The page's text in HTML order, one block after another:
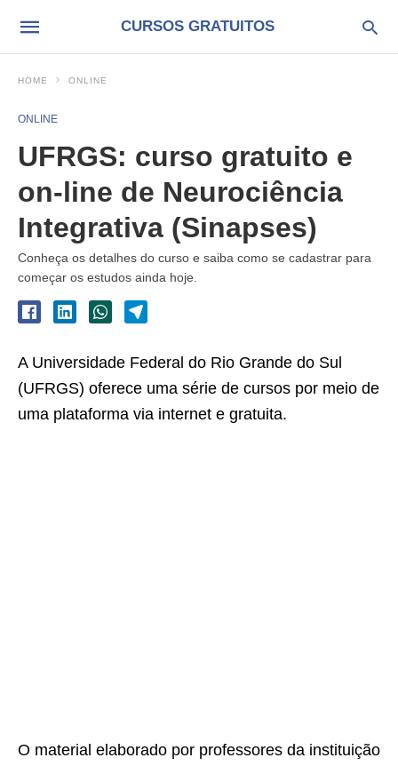
CURSOS GRATUITOS
HOME ONLINE
ONLINE
UFRGS: curso gratuito e
on-line de Neurociência
Integrativa (Sinapses)
Conheça os detalhes do curso e saiba como se cadastrar para
começar os estudos ainda hoje.
A Universidade Federal do Rio Grande do Sul
(UFRGS) oferece uma série de cursos por meio de
uma plataforma via internet e gratuita.
O material elaborado por professores da instituição